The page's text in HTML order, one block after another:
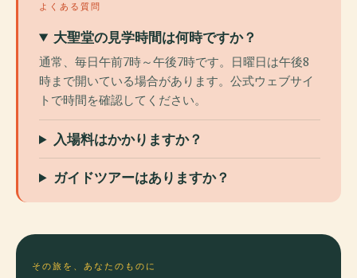
よくある質問
大聖堂の見学時間は何時ですか？
通常、毎日午前7時～午後7時です。日曜日は午後8
時まで開いている場合があります。公式ウェブサイ
トで時間を確認してください。
入場料はかかりますか？
ガイドツアーはありますか？
その旅を、あなたのものに